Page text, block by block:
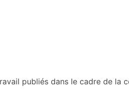
publiés dans le cadre de la